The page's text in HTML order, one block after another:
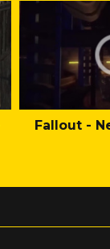
Fallout -